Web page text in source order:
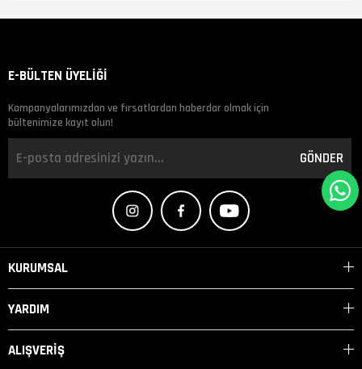
E-BÜLTEN ÜYELİĞİ
Kampanyalarımızdan ve fırsatlardan haberdar olmak için
bültenimize kayıt olun!
GÖNDER
KURUMSAL
YARDIM
ALIŞVERİŞ